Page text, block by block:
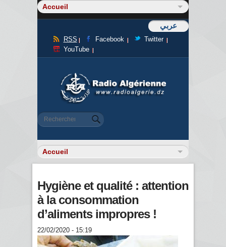
عربي
RSS Facebook
Twitter
YouTube
Formulaire de recherche
Rechercher
Hygiène et qualité : attention
à la consommation
d’aliments impropres !
22/02/2020 - 15:19